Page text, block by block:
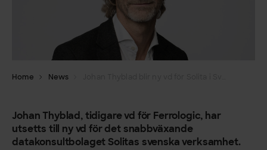
Home News
Johan Thyblad, tidigare vd för Ferrologic, har
utsetts till ny vd för det snabbväxande
datakonsultbolaget Solitas svenska verksamhet.